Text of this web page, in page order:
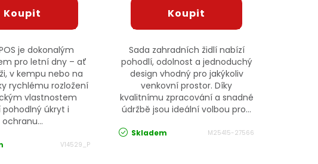
je dokonalým
pro letní dny – ať
v kempu nebo na
rychlému rozložení
vlastnostem
pohodlný úkryt i
ochranu...
V14529_P
Sada zahradních židlí nabízí
pohodlí, odolnost a jednoduchý
design vhodný pro jakýkoliv
venkovní prostor. Díky
kvalitnímu zpracování a snadné
údržbě jsou ideální volbou pro...
Skladem M25415-27566